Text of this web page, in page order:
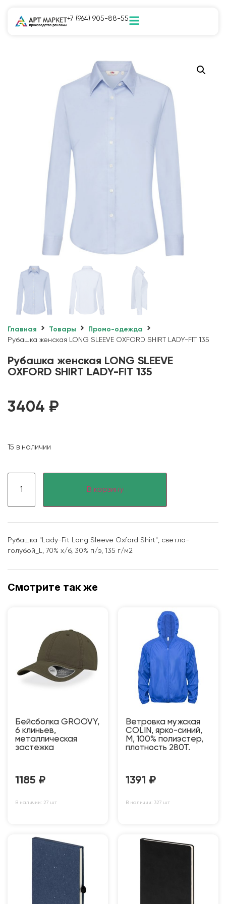
+7 (964) 905-88-55
Главная Товары
Промо-одежда
Рубашка женская LONG SLEEVE OXFORD SHIRT LADY-FIT 135
Рубашка женская LONG SLEEVE
OXFORD SHIRT LADY-FIT 135
3404 ₽
15 в наличии
В корзину
Рубашка "Lady-Fit Long Sleeve Oxford Shirt", светло-
голубой_L, 70% х/б, 30% п/э, 135 г/м2
Смотрите так же
Бейсболка GROOVY,
6 клиньев,
металлическая
застежка
1185 ₽
В наличии: 27 шт
Ветровка мужская
COLIN, ярко-синий,
M, 100% полиэстер,
плотность 280Т.
1391 ₽
В наличии: 327 шт